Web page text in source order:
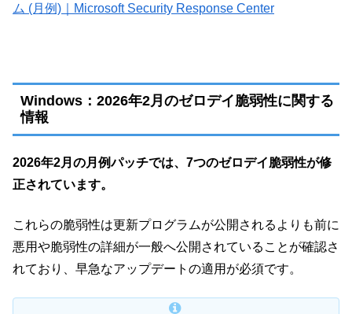
ム (月例)｜Microsoft Security Response Center
Windows：2026年2月のゼロデイ脆弱性に関する
情報
2026年2月の月例パッチでは、7つのゼロデイ脆弱性が修
正されています。
これらの脆弱性は更新プログラムが公開されるよりも前に
悪用や脆弱性の詳細が一般へ公開されていることが確認さ
れており、早急なアップデートの適用が必須です。